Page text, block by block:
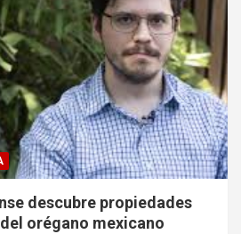
descubre propiedades
orégano mexicano